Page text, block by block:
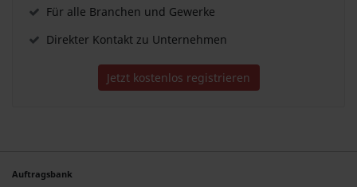
Für alle Branchen und Gewerke
Direkter Kontakt zu Unternehmen
Jetzt kostenlos registrieren
Auftragsbank